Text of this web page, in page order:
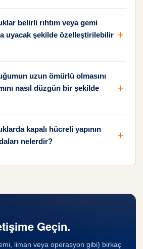
belirli rıhtım veya gemi
uyacak şekilde özelleştirilebilir
uzun ömürlü olmasını
nasıl düzgün bir şekilde
kapalı hücreli yapının
nelerdir?
Geçin.
liman veya operasyon gibi) birkaç